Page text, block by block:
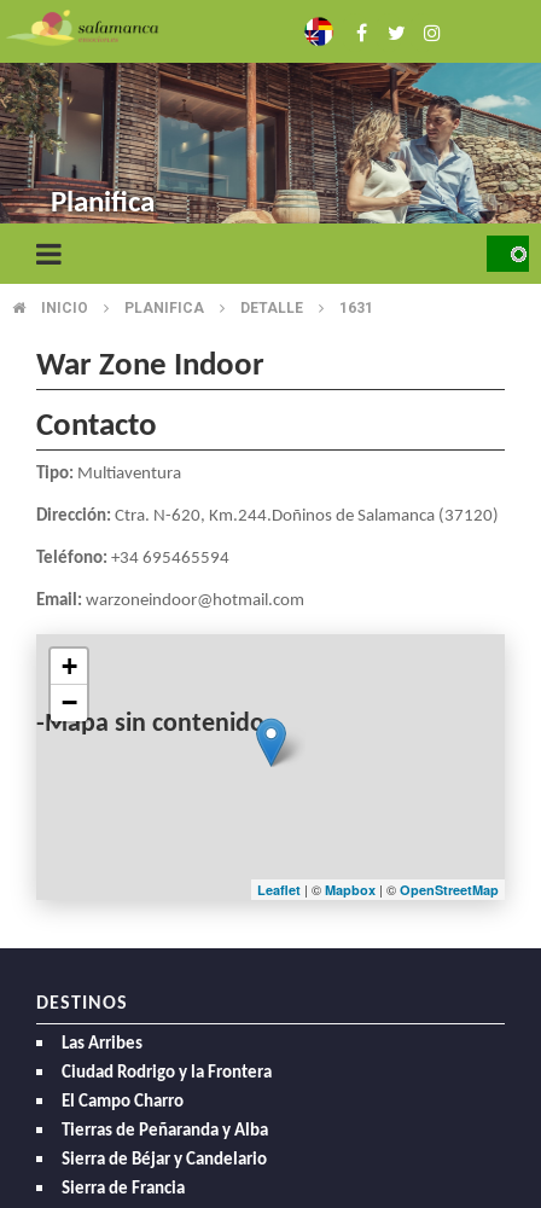
to
main
content
Planifica
BREADCRUMB
INICIO PLANIFICA DETALLE 1631
War Zone Indoor
Contacto
Tipo: Multiaventura
Dirección: Ctra. N-620, Km.244.Doñinos de Salamanca (37120)
Teléfono: +34 695465594
Email: warzoneindoor@hotmail.com
-Mapa sin contenido-
+
−
Leaflet | © Mapbox | © OpenStreetMap
DESTINOS
Las Arribes
Ciudad Rodrigo y la Frontera
El Campo Charro
Tierras de Peñaranda y Alba
Sierra de Béjar y Candelario
Sierra de Francia